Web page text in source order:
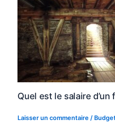
Quel est le salaire d’un
Laisser un commentaire /